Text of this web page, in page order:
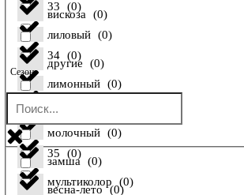
33 (0)
34 (0)
34 FR
35 (0)
лиловый (0)
лимонный (0)
молочный (0)
мультиколор (0)
вискоза (0)
другие (0)
енот
замша (0)
Сезон
весна-лето (0)